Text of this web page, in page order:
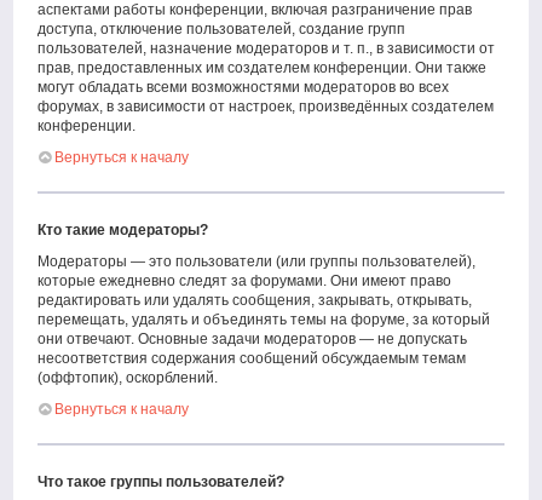
аспектами работы конференции, включая разграничение прав
доступа, отключение пользователей, создание групп
пользователей, назначение модераторов и т. п., в зависимости от
прав, предоставленных им создателем конференции. Они также
могут обладать всеми возможностями модераторов во всех
форумах, в зависимости от настроек, произведённых создателем
конференции.
Вернуться к началу
Кто такие модераторы?
Модераторы — это пользователи (или группы пользователей),
которые ежедневно следят за форумами. Они имеют право
редактировать или удалять сообщения, закрывать, открывать,
перемещать, удалять и объединять темы на форуме, за который
они отвечают. Основные задачи модераторов — не допускать
несоответствия содержания сообщений обсуждаемым темам
(оффтопик), оскорблений.
Вернуться к началу
Что такое группы пользователей?